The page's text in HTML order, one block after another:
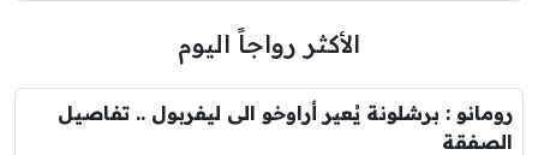
الأكثر رواجاً اليوم
رومانو : برشلونة يُعير أراوخو الى ليفربول .. تفاصيل
الصفقة